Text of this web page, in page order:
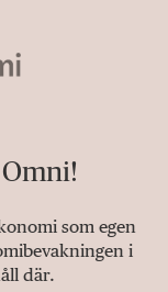
som egen
i
där.